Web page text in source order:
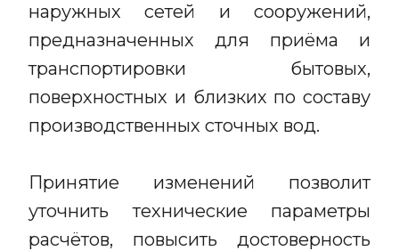
наружных сетей и сооружений,
предназначенных для приёма и
транспортировки бытовых,
поверхностных и близких по составу
производственных сточных вод.
Принятие изменений позволит
уточнить технические параметры
расчётов, повысить достоверность